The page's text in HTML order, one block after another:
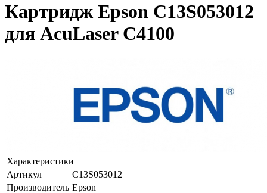
Картридж Epson C13S053012
для AcuLaser C4100
Характеристики
Артикул
C13S053012
Производитель Epson